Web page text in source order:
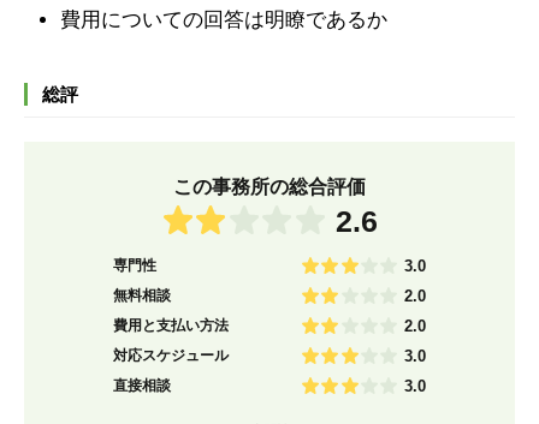
費用についての回答は明瞭であるか
総評
この事務所の総合評価
2.6
専門性 3.0
無料相談 2.0
費用と支払い方法 2.0
対応スケジュール 3.0
直接相談 3.0